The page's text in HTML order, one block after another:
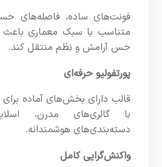
فونت‌های ساده، فاصله‌های
متناسب با سبک معماری
حس آرامش و نظم منتقل کند.
پورتفولیو حرفه‌ای
قالب دارای بخش‌های آماده
با گالری‌های مدرن،
دسته‌بندی‌های هوشمندانه.
واکنش‌گرایی کامل